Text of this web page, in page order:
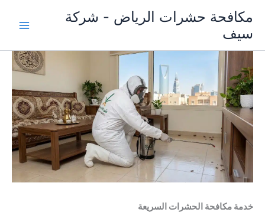
المحتوى
مكافحة حشرات الرياض - شركة
سيف
خدمة مكافحة الحشرات السريعة